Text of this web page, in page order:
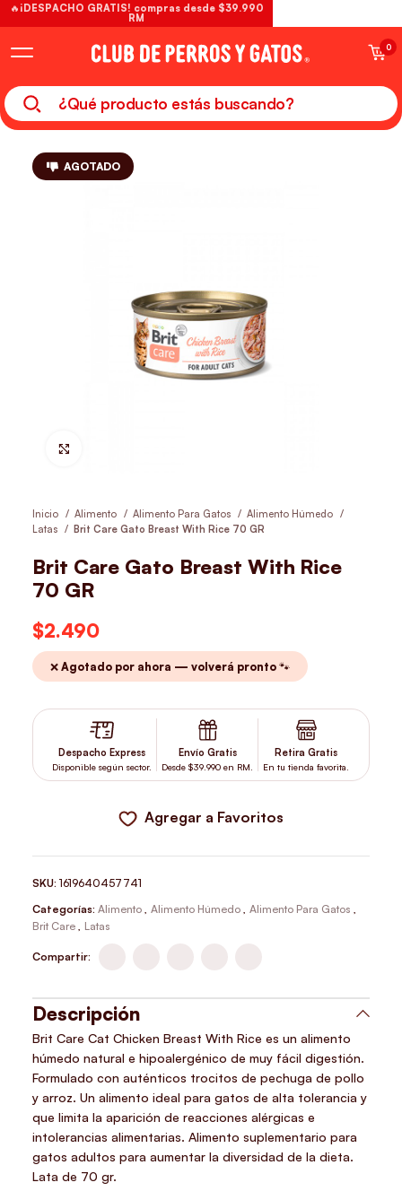
0
AGOTADO
Inicio Alimento Alimento Para Gatos
Alimento Húmedo
Latas
Brit Care Gato Breast With Rice 70 GR
Brit Care Gato Breast With Rice
70 GR
$2.490
❌ Agotado por ahora — volverá pronto 🐾
Despacho Express
Disponible según sector.
Envío Gratis
Desde $39.990 en RM.
Retira Gratis
En tu tienda favorita.
Agregar a Favoritos
SKU:1619640457741
Categorías: Alimento Alimento Húmedo Alimento Para Gatos
Brit Care
Latas
Compartir:
Descripción
Brit Care Cat Chicken Breast With Rice es un alimento
húmedo natural e hipoalergénico de muy fácil digestión.
Formulado con auténticos trocitos de pechuga de pollo
y arroz. Un alimento ideal para gatos de alta tolerancia y
que limita la aparición de reacciones alérgicas e
intolerancias alimentarias. Alimento suplementario para
gatos adultos para aumentar la diversidad de la dieta.
Lata de 70 gr.
🔥¡DESPACHO GRATIS! compras desde $39.990
RM